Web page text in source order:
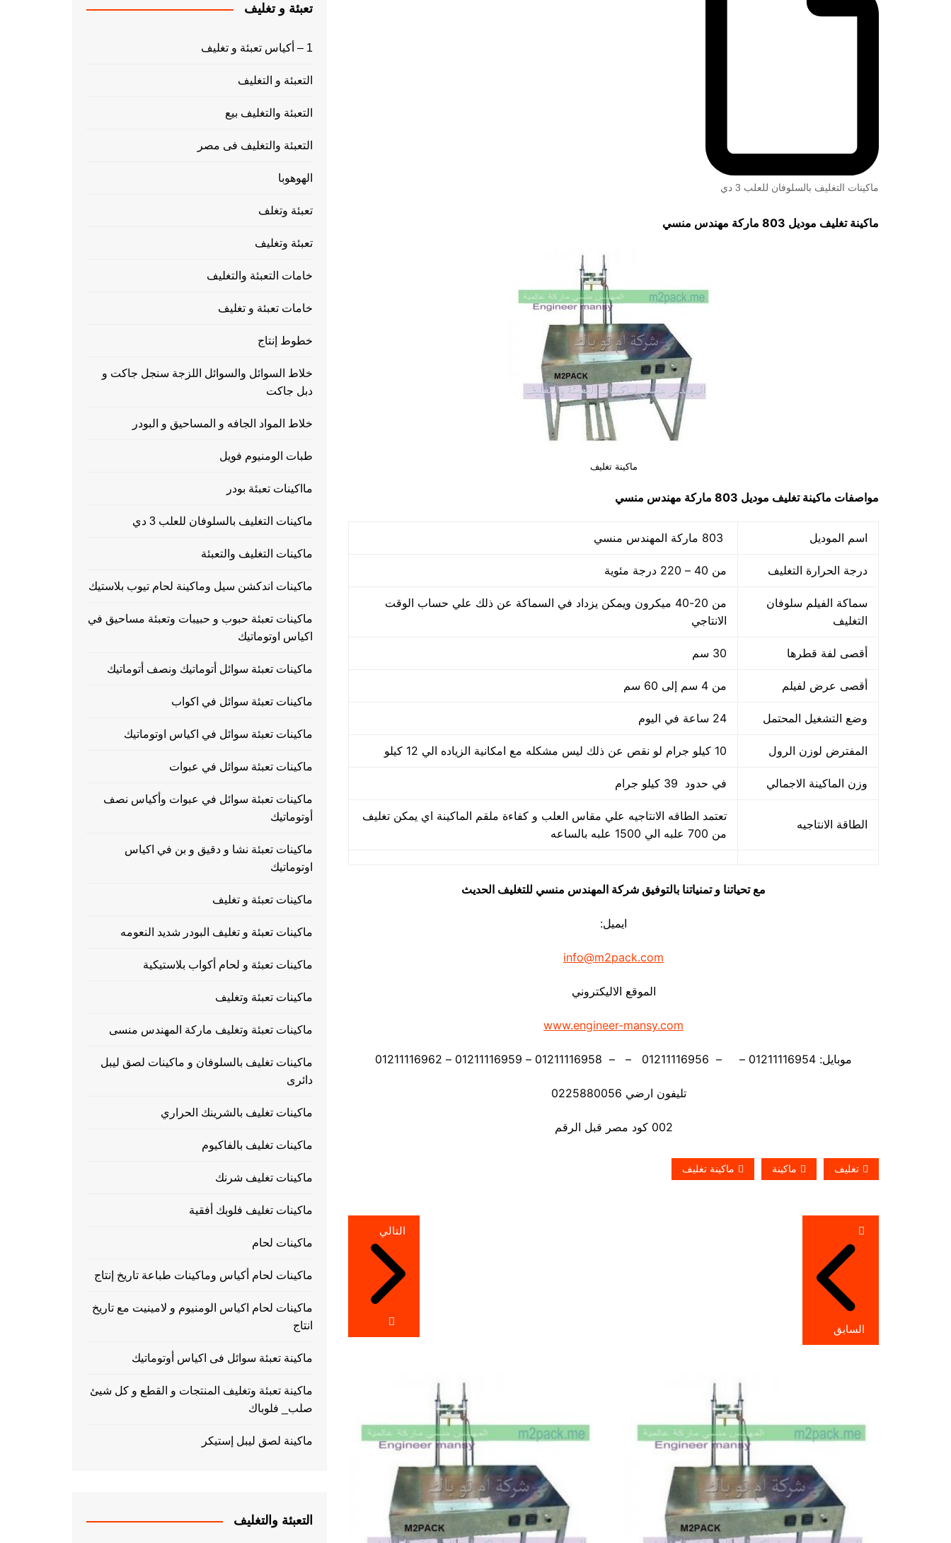
ماكينات التغليف بالسلوفان للعلب 3 دي
ماكينة تغليف موديل 803 ماركة مهندس منسي
ماكينة تغليف
مواصفات ماكينة تغليف موديل 803 ماركة مهندس منسي
اسم الموديل
درجة الحرارة التغليف من 40 – 220 درجة مئوية
سماكة الفيلم سلوفان
التغليف
من 20-40 ميكرون ويمكن يزداد في السماكة عن ذلك علي حساب الوقت
الانتاجي
أقصى لفة قطرها 30 سم
أقصى عرض لفيلم من 4 سم إلى 60 سم
وضع التشغيل المحتمل 24 ساعة في اليوم
المفترض لوزن الرول 10 كيلو جرام لو نقص عن ذلك ليس مشكله مع امكانية الزياده الي 12 كيلو
وزن الماكينة الاجمالي في حدود 39 كيلو جرام
الطاقة الانتاجيه
تعتمد الطاقه الانتاجيه علي مقاس العلب و كفاءة ملقم الماكينة اي يمكن تغليف
من 700 علبه الي 1500 علبه بالساعه
مع تحياتنا و تمنياتنا بالتوفيق شركة المهندس منسي للتغليف الحديث
ايميل:
info@m2pack.com
الموقع الاليكتروني
www.engineer-mansy.com
موبايل: 01211116954 – – 01211116956 – – 01211116958 – 01211116959 – 01211116962
تليفون ارضي 0225880056
002 كود مصر قبل الرقم
تغليف ماكينة ماكينة تغليف
تصفّح
المقالات
السابق
التالي
تعبئة و تغليف
1 – أكياس تعبئة و تغليف
التعبئة و التغليف
التعبئة والتغليف بيع
التعبئة والتغليف فى مصر
الهوهوبا
تعبئة وتغلف
تعبئة وتغليف
خامات التعبئة والتغليف
خامات تعبئة و تغليف
خطوط إنتاج
خلاط السوائل والسوائل اللزجة سنجل جاكت و
دبل جاكت
خلاط المواد الجافه و المساحيق و البودر
طبات الومنيوم فويل
مااكينات تعبئة بودر
ماكينات التغليف بالسلوفان للعلب 3 دي
ماكينات التغليف والتعبئة
ماكينات اندكشن سيل وماكينة لحام تيوب بلاستيك
ماكينات تعبئة حبوب و حبيبات وتعبئة مساحيق في
اكياس اوتوماتيك
ماكينات تعبئة سوائل أتوماتيك ونصف أتوماتيك
ماكينات تعبئة سوائل في اكواب
ماكينات تعبئة سوائل في اكياس اوتوماتيك
ماكينات تعبئة سوائل في عبوات
ماكينات تعبئة سوائل في عبوات وأكياس نصف
أوتوماتيك
ماكينات تعبئة نشا و دقيق و بن في اكياس
اوتوماتيك
ماكينات تعبئة و تغليف
ماكينات تعبئة و تغليف البودر شديد النعومه
ماكينات تعبئة و لحام أكواب بلاستيكية
ماكينات تعبئة وتغليف
ماكينات تعبئة وتغليف ماركة المهندس منسى
ماكينات تغليف بالسلوفان و ماكينات لصق ليبل
دائرى
ماكينات تغليف بالشرينك الحراري
ماكينات تغليف بالفاكيوم
ماكينات تغليف شرنك
ماكينات تغليف فلوبك أفقية
ماكينات لحام
ماكينات لحام أكياس وماكينات طباعة تاريخ إنتاج
ماكينات لحام اكياس الومنيوم و لامينيت مع تاريخ
انتاج
ماكينة تعبئة سوائل فى اكياس أوتوماتيك
ماكينة تعبئة وتغليف المنتجات و القطع و كل شيئ
صلب_ فلوباك
ماكينة لصق ليبل إستيكر
التعبئة والتغليف